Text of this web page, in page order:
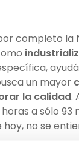
completo la
un mayor
la calidad.
a sólo
no se